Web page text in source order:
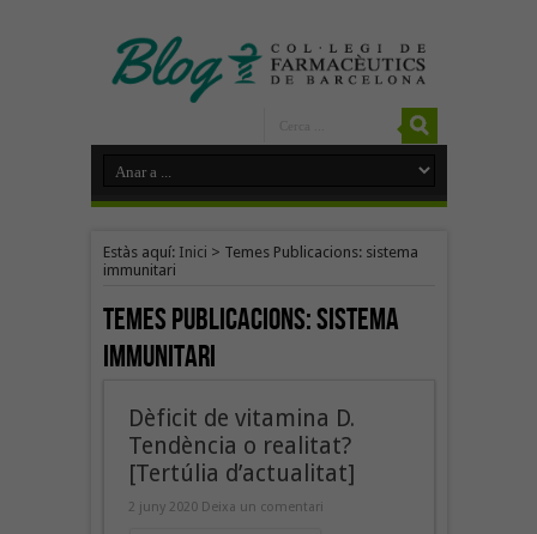
Estàs aquí: Inici > Temes Publicacions: sistema
immunitari
Temes Publicacions:sistema
immunitari
Dèficit de vitamina D.
Tendència o realitat?
[Tertúlia d’actualitat]
2 juny 2020 Deixa un comentari